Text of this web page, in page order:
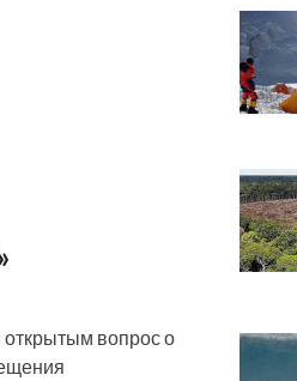
открытым вопрос о